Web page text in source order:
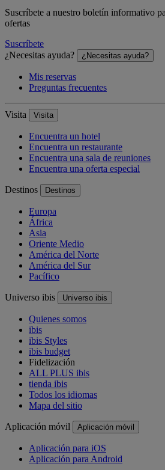
Suscríbete a nuestro boletín informativo
ofertas
Suscríbete
¿Necesitas ayuda?
¿Necesitas ayuda?
Mis reservas
Preguntas frecuentes
Visita Visita
Encuentra un hotel
Encuentra un restaurante
Encuentra una sala de reuniones
Encuentra una oferta especial
Destinos Destinos
Europa
África
Asia
Oriente Medio
América del Norte
América del Sur
Pacífico
Universo ibis Universo ibis
Quienes somos
ibis
ibis Styles
ibis budget
Fidelización
ALL PLUS ibis
tienda ibis
Todos los idiomas
Mapa del sitio
Aplicación móvil Aplicación móvil
Aplicación para iOS
Aplicación para Android